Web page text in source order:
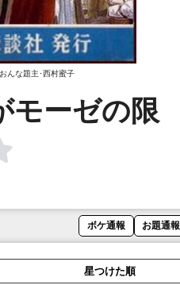
おんな題主･西村蜜子
モーゼの限
ボケ通報 お題通報
星つけた順